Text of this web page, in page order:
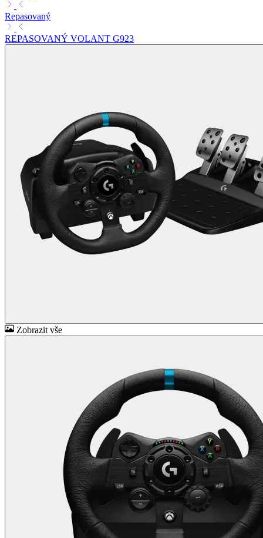
Repasovaný
REPASOVANÝ VOLANT G923
Zobrazit vše